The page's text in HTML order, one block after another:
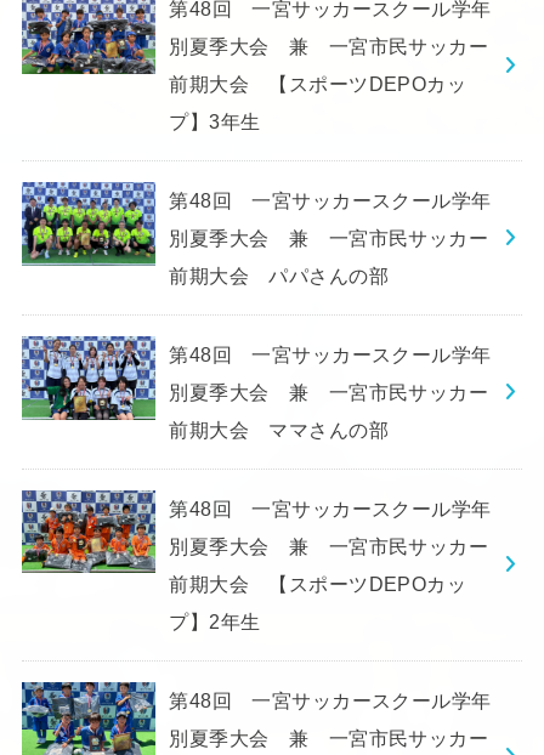
第48回 一宮サッカースクール学年
別夏季大会 兼 一宮市民サッカー
前期大会 【スポーツDEPOカッ
プ】3年生
第48回 一宮サッカースクール学年
別夏季大会 兼 一宮市民サッカー
前期大会 パパさんの部
第48回 一宮サッカースクール学年
別夏季大会 兼 一宮市民サッカー
前期大会 ママさんの部
第48回 一宮サッカースクール学年
別夏季大会 兼 一宮市民サッカー
前期大会 【スポーツDEPOカッ
プ】2年生
第48回 一宮サッカースクール学年
別夏季大会 兼 一宮市民サッカー